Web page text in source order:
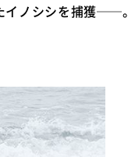
イノシシを捕獲──。